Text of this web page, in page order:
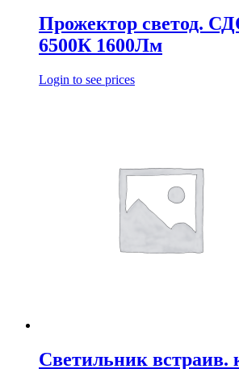
Прожектор светод.
6500К 1600Лм
Login to see prices
Светильник встраив.